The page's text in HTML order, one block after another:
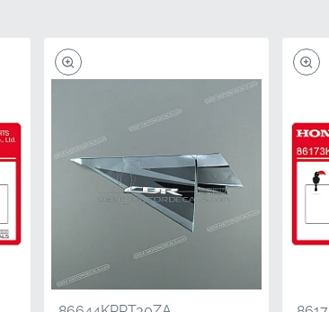
słoneczne.